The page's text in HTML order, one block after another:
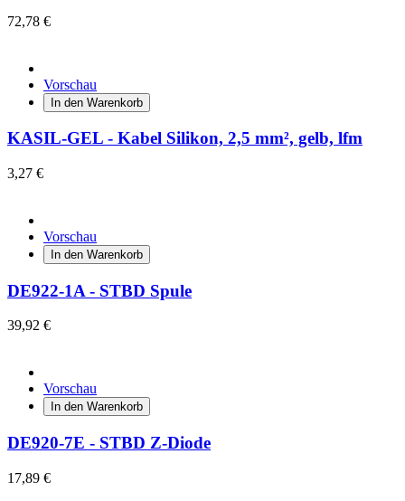
72,78 €
Vorschau
In den Warenkorb
KASIL-GEL - Kabel Silikon, 2,5 mm², gelb, lfm
3,27 €
Vorschau
In den Warenkorb
DE922-1A - STBD Spule
39,92 €
Vorschau
In den Warenkorb
DE920-7E - STBD Z-Diode
17,89 €